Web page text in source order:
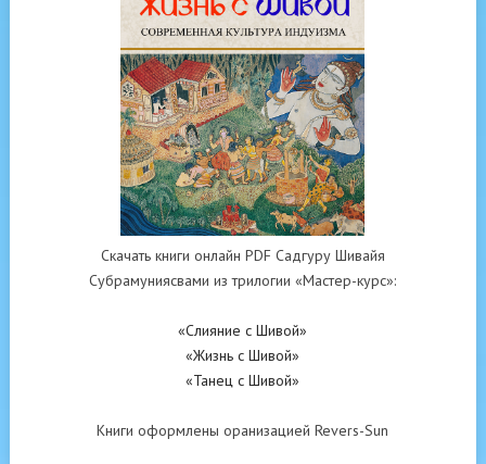
Скачать книги онлайн PDF Садгуру Шивайя
Субрамуниясвами из трилогии «Мастер-курс»:
«Слияние с Шивой»
«Жизнь с Шивой»
«Танец с Шивой»
Книги оформлены оранизацией Revers-Sun